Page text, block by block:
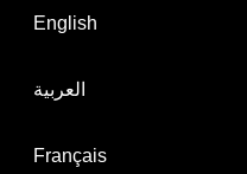
English
العربية
Français